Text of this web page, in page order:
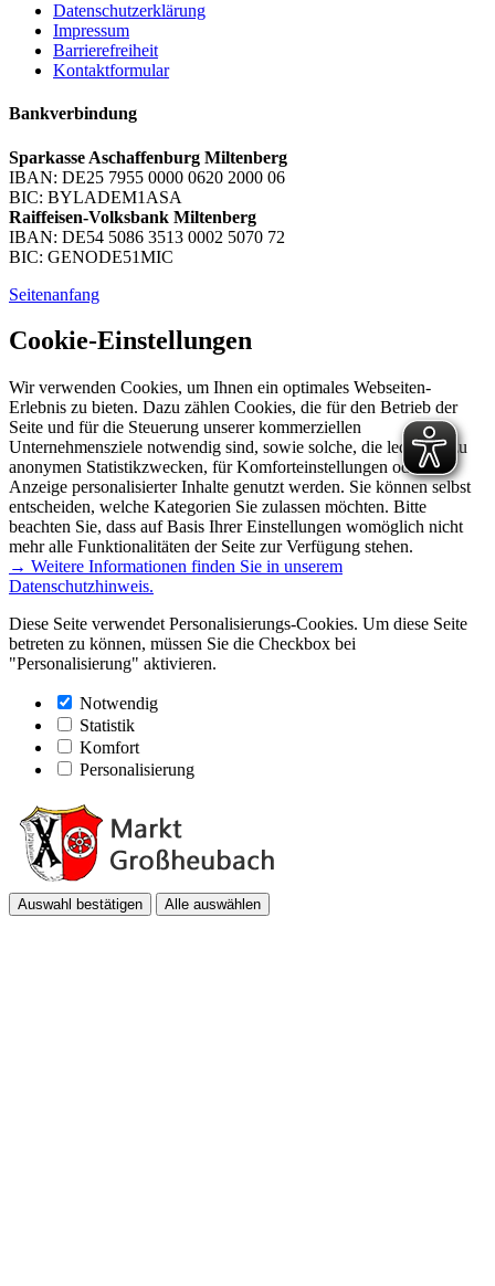
Datenschutzerklärung
Impressum
Barrierefreiheit
Kontaktformular
Bankverbindung
Sparkasse Aschaffenburg Miltenberg
IBAN: DE25 7955 0000 0620 2000 06
BIC: BYLADEM1ASA
Raiffeisen-Volksbank Miltenberg
IBAN: DE54 5086 3513 0002 5070 72
BIC: GENODE51MIC
Seitenanfang
Cookie-Einstellungen
Wir verwenden Cookies, um Ihnen ein optimales Webseiten-
Erlebnis zu bieten. Dazu zählen Cookies, die für den Betrieb der
Seite und für die Steuerung unserer kommerziellen
Unternehmensziele notwendig sind, sowie solche, die lediglich zu
anonymen Statistikzwecken, für Komforteinstellungen oder zur
Anzeige personalisierter Inhalte genutzt werden. Sie können selbst
entscheiden, welche Kategorien Sie zulassen möchten. Bitte
beachten Sie, dass auf Basis Ihrer Einstellungen womöglich nicht
mehr alle Funktionalitäten der Seite zur Verfügung stehen.
→ Weitere Informationen finden Sie in unserem
Datenschutzhinweis.
Diese Seite verwendet Personalisierungs-Cookies. Um diese Seite
betreten zu können, müssen Sie die Checkbox bei
"Personalisierung" aktivieren.
Notwendig
Statistik
Komfort
Personalisierung
Auswahl bestätigen Alle auswählen